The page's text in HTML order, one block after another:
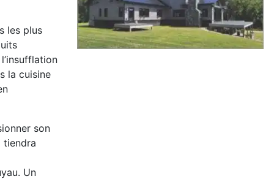
les plus
la cuisine
son
tiendra
Un